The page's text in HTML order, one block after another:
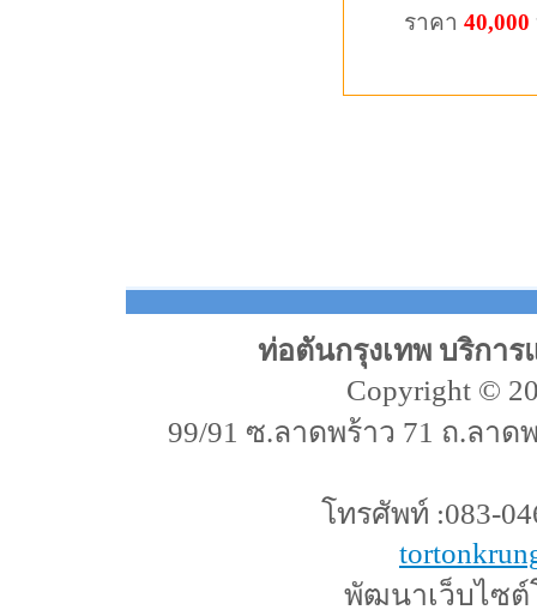
ราคา 40,000
ท่อตันกรุงเทพ บริกา
Copyright ©
99/91 ซ.ลาดพร้าว 71 ถ.ลา
โทรศัพท์ :083-
พัฒนาเว็บไซ